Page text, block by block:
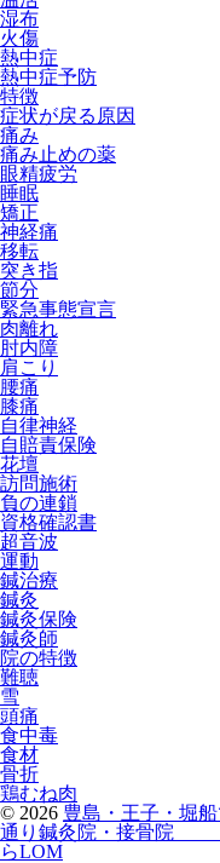
湿布
火傷
熱中症
熱中症予防
特徴
症状が戻る原因
痛み
痛み止めの薬
眼精疲労
睡眠
矯正
神経痛
移転
突き指
節分
緊急事態宣言
肉離れ
肘内障
肩こり
腰痛
膝痛
自律神経
自賠責保険
花壇
訪問施術
負の連鎖
資格確認書
超音波
運動
鍼治療
鍼灸
鍼灸保険
鍼灸師
院の特徴
難聴
雪
頭痛
食中毒
食材
骨折
鶏むね肉
© 2026 豊島・王子・堀
通り鍼灸院・
らLOM